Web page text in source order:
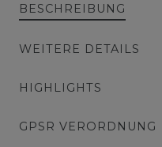
BESCHREIBUNG
WEITERE DETAILS
HIGHLIGHTS
GPSR VERORDNUNG